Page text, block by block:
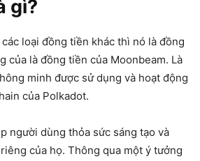
gì?
loại đồng tiền khác thì nó là đồng
của là đồng tiền của Moonbeam. Là
minh được sử dụng và hoạt động
của Polkadot.
người dùng thỏa sức sáng tạo và
của họ. Thông qua một ý tưởng